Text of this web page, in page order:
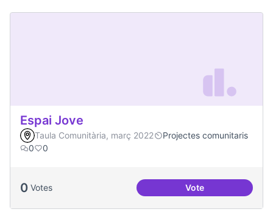
Espai Jove
Taula Comunitària, març 2022
Projectes comunitaris
0
0
0 Votes VoteEspai Jove